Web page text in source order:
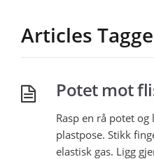
Articles
Potet mot
Rasp en rå potet
plastpose. Stikk
elastisk gas. Ligg